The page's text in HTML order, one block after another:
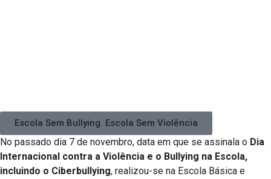
Escola Sem Bullying. Escola Sem Violência
No passado dia 7 de novembro, data em que se assinala o Dia
Internacional contra a Violência e o Bullying na Escola,
incluindo o Ciberbullying, realizou-se na Escola Básica e